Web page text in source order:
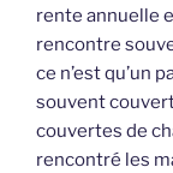
rente annuelle
rencontre
ce n’est qu’un
souvent
couvertes de
rencontré les